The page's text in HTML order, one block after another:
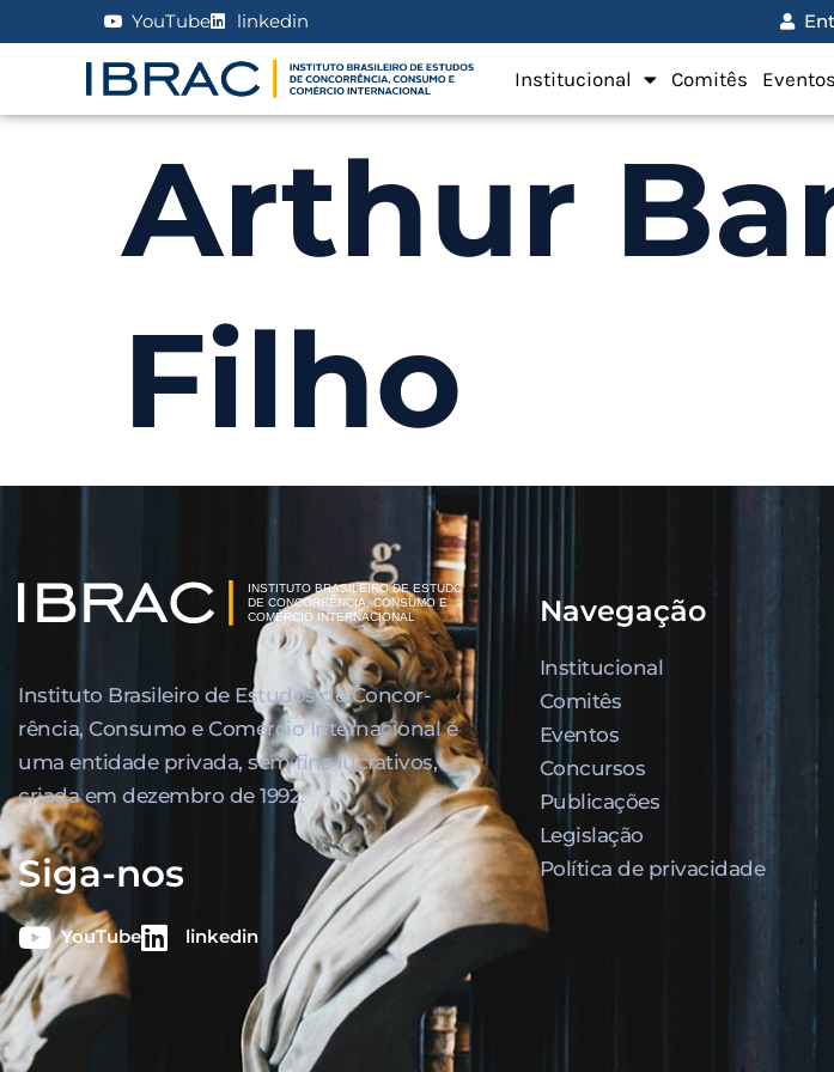
YouTube linkedin
Institucional Comitês Eventos
Arthur
Filho
Instituto Brasileiro de Estudos de Concor­
rência, Consumo e Comércio Internacional é
uma entidade privada, sem fins lucrativos,
criada em dezembro de 1992.
Siga-nos
YouTube linkedin
Navegação
Institucional
Comitês
Eventos
Concursos
Publicações
Legislação
Política de privacidade